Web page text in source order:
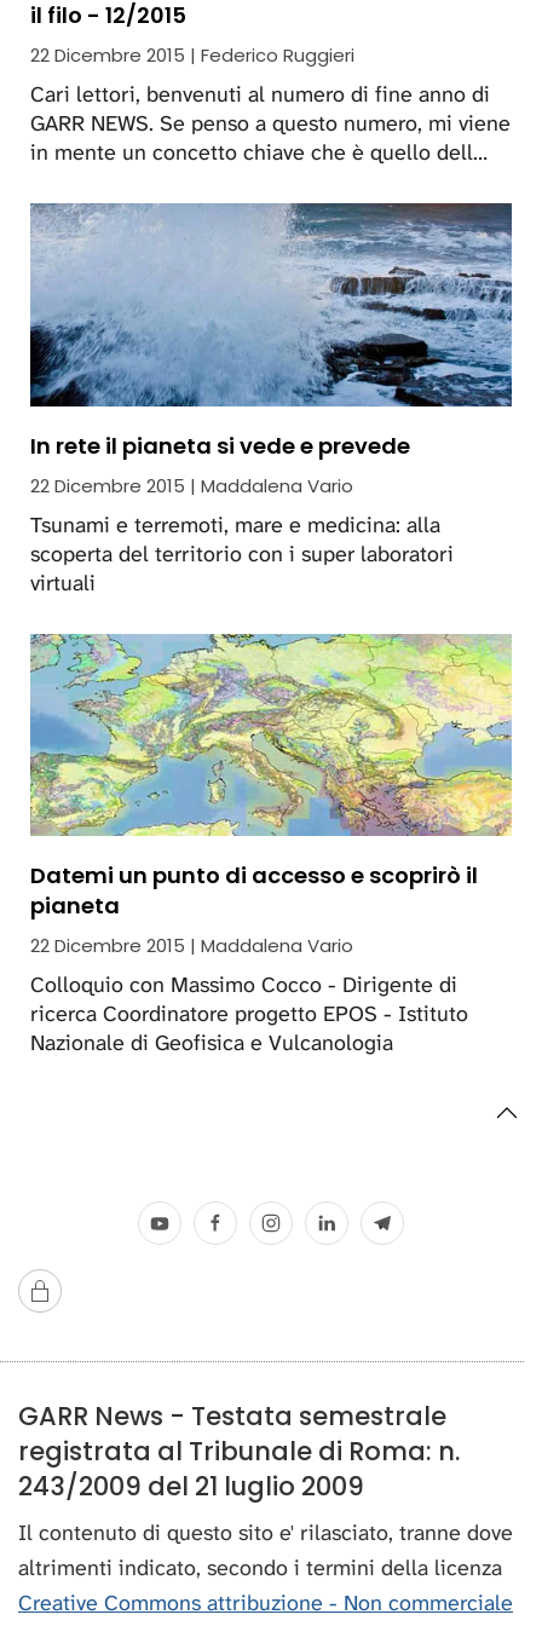
il filo - 12/2015
22 Dicembre 2015 | Federico Ruggieri
Cari lettori, benvenuti al numero di fine anno di
GARR NEWS. Se penso a questo numero, mi viene
in mente un concetto chiave che è quello dell…
In rete il pianeta si vede e prevede
22 Dicembre 2015 | Maddalena Vario
Tsunami e terremoti, mare e medicina: alla
scoperta del territorio con i super laboratori
virtuali
Datemi un punto di accesso e scoprirò il
pianeta
22 Dicembre 2015 | Maddalena Vario
Colloquio con Massimo Cocco - Dirigente di
ricerca Coordinatore progetto EPOS - Istituto
Nazionale di Geofisica e Vulcanologia
GARR News - Testata semestrale
registrata al Tribunale di Roma: n.
243/2009 del 21 luglio 2009
Il contenuto di questo sito e' rilasciato, tranne dove
altrimenti indicato, secondo i termini della licenza
Creative Commons attribuzione - Non commerciale